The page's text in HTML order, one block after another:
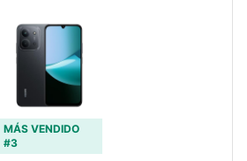
MÁS VENDIDO
#3